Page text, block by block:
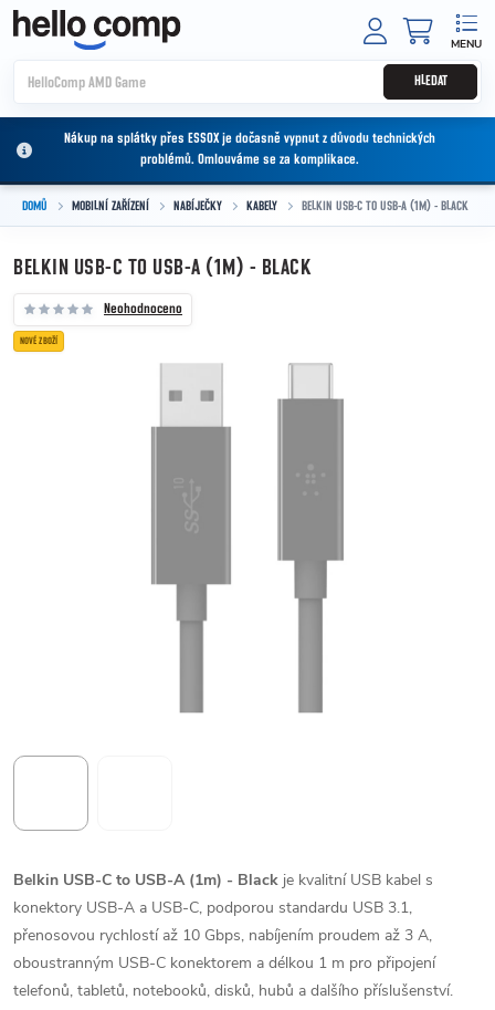
Přejít na obsah
HLEDAT
Nákup na splátky přes ESSOX je dočasně vypnut z důvodu technických
problémů. Omlouváme se za komplikace.
DOMŮ MOBILNÍ ZAŘÍZENÍ NABÍJEČKY KABELY BELKIN USB-C TO USB-A (1M) - BLACK
BELKIN USB-C TO USB-A (1M) - BLACK
Neohodnoceno
NOVÉ ZBOŽÍ
Belkin USB-C to USB-A (1m) - Black je kvalitní USB kabel s
konektory USB-A a USB-C, podporou standardu USB 3.1,
přenosovou rychlostí až 10 Gbps, nabíjením proudem až 3 A,
oboustranným USB-C konektorem a délkou 1 m pro připojení
telefonů, tabletů, notebooků, disků, hubů a dalšího příslušenství.